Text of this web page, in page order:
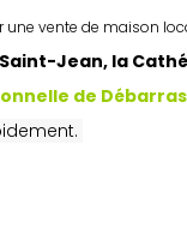
une vente de maison
Jean, la
de